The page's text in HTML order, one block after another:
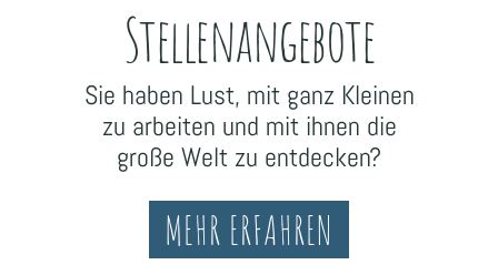
Stellenangebote
Sie haben Lust, mit ganz Kleinen
zu arbeiten und mit ihnen die
große Welt zu entdecken?
MEHR ERFAHREN